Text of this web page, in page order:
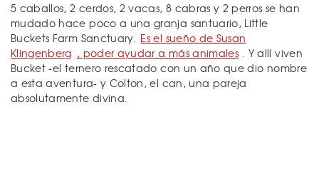
5 caballos, 2 cerdos, 2 vacas, 8 cabras y 2 perros se han
mudado hace poco a una granja santuario, Little
Buckets Farm Sanctuary. Es el sueño de Susan
Klingenberg , poder ayudar a más animales . Y allí viven
Bucket -el ternero rescatado con un año que dio nombre
a esta aventura- y Colton, el can, una pareja
absolutamente divina.